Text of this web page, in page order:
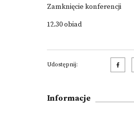
Zamknięcie konferencji
12.30 obiad
Udostępnij:
Informacje